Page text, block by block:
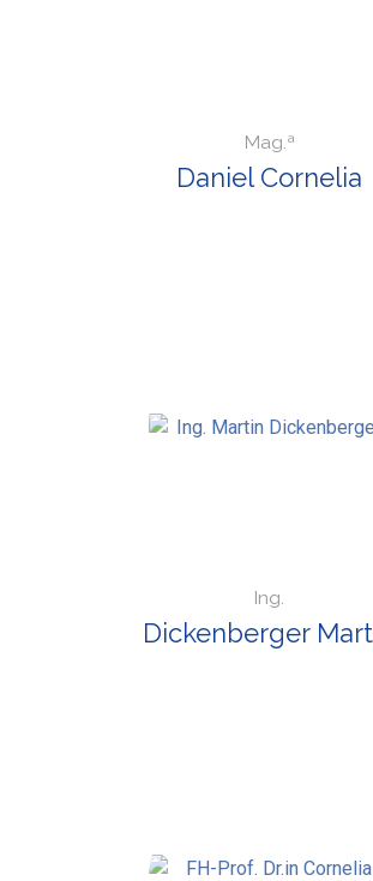
Mag.ª
Daniel Cornelia
Ing.
Dickenberger